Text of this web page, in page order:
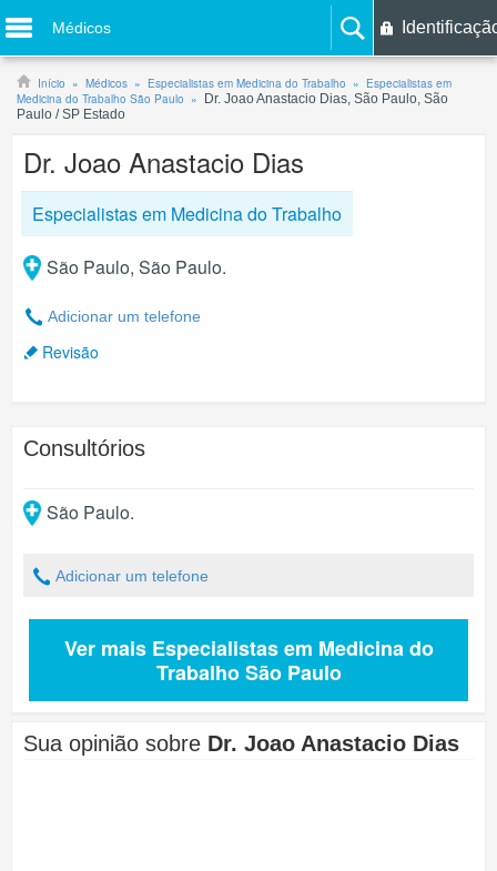
Médicos
Início Médicos Especialistas em Medicina do Trabalho
Especialistas em
Medicina do Trabalho São Paulo
Dr. Joao Anastacio Dias, São Paulo, São
Paulo / SP Estado
Dr. Joao Anastacio Dias
Especialistas em Medicina do Trabalho
São Paulo, São Paulo.
Adicionar um telefone
Revisão
Consultórios
São Paulo.
Adicionar um telefone
Ver mais Especialistas em Medicina do
Trabalho São Paulo
Sua opinião sobre Dr. Joao Anastacio Dias